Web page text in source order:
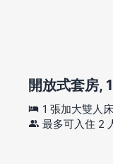
開放式套房,
1 張加大雙人床
最多可入住 2